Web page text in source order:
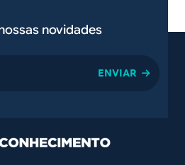
novidades